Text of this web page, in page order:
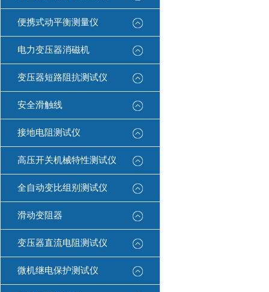
便携式动平衡测量仪
电力变压器消磁机
变压器短路阻抗测试仪
安全滑触线
接地电阻测试仪
高压开关机械特性测试仪
全自动变比组别测试仪
滑动变阻器
变压器直流电阻测试仪
微机继电保护测试仪